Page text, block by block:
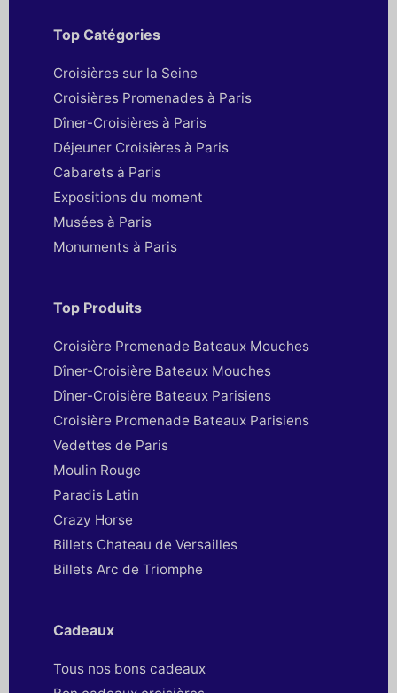
Top Catégories
Croisières sur la Seine
Croisières Promenades à Paris
Dîner-Croisières à Paris
Déjeuner Croisières à Paris
Cabarets à Paris
Expositions du moment
Musées à Paris
Monuments à Paris
Top Produits
Croisière Promenade Bateaux Mouches
Dîner-Croisière Bateaux Mouches
Dîner-Croisière Bateaux Parisiens
Croisière Promenade Bateaux Parisiens
Vedettes de Paris
Moulin Rouge
Paradis Latin
Crazy Horse
Billets Chateau de Versailles
Billets Arc de Triomphe
Cadeaux
Tous nos bons cadeaux